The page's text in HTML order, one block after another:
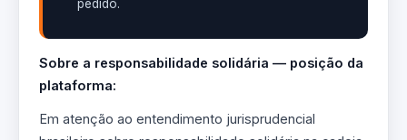
pedido.
Sobre a responsabilidade solidária — posição da
plataforma:
Em atenção ao entendimento jurisprudencial